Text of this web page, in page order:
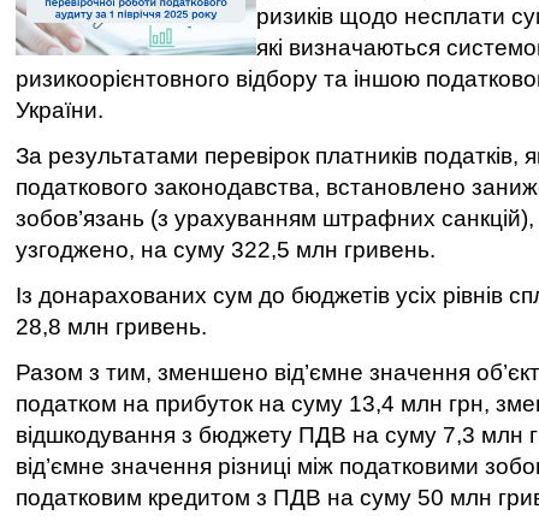
ризиків щодо несплати
які визначаються
ризикоорієнтовного відбору та іншою
України.
За результатами перевірок платників податків,
податкового законодавства, встановлено
зобов’язань (з урахуванням штрафних санкцій),
узгоджено, на суму 322,5 млн гривень.
Із донарахованих сум до бюджетів усіх рівнів
28,8 млн гривень.
Разом з тим, зменшено від’ємне значення
податком на прибуток на суму 13,4 млн грн,
відшкодування з бюджету ПДВ на суму 7,3 млн
від’ємне значення різниці між податковими
податковим кредитом з ПДВ на суму 50 млн